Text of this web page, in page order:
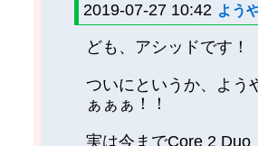
2019-07-27 10:42 よう
ども、アシッドです！
ついにというか、よう
ぁぁぁ！！
実は今までCore 2